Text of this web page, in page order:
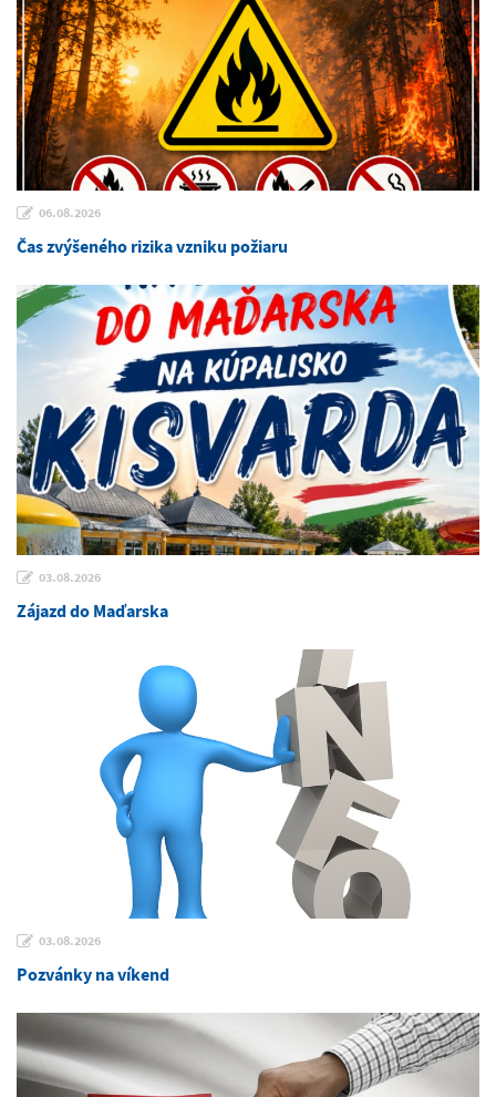
06.08.2026
Čas zvýšeného rizika vzniku požiaru
03.08.2026
Zájazd do Maďarska
03.08.2026
Pozvánky na víkend